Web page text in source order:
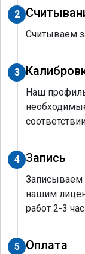
2
Считываем
3
Наш
4 Запись
нашим
работ 2-3
5 Оплата